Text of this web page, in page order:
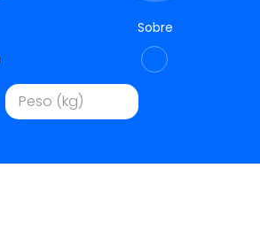
Sobre